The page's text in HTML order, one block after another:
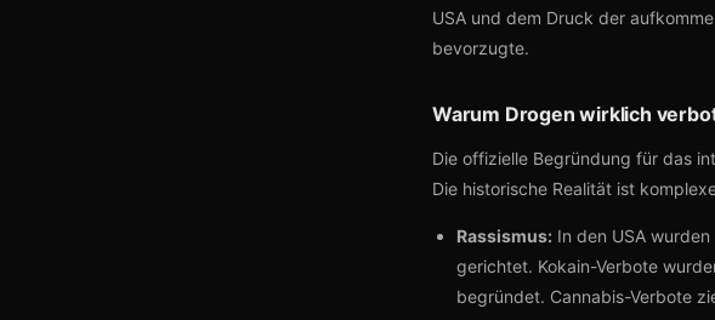
USA und dem Druck der
bevorzugte.
Warum Drogen wirklich
Die offizielle Begründung für das
Die historische Realität ist
Rassismus: In den USA
gerichtet. Kokain-Verbote
begründet. Cannabis-Verbote